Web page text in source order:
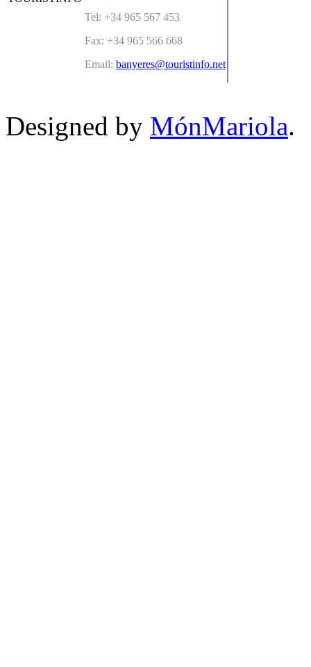
Tel: +34 965 567 453
Fax: +34 965 566 668
Email: banyeres@touristinfo.net
Designed by MónMariola.